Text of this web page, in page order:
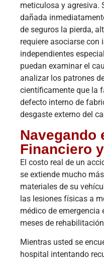
meticulosa y agresiva.
dañada
de seguros la pierda,
requiere asociarse con
independientes
puedan examinar el
analizar los patrones
científicamente que la
defecto interno de
desgaste externo del
Navegando
Financiero
El costo real de un
se extiende mucho
materiales de su
las lesiones físicas a
médico de
meses de
Mientras usted se
hospital intentando